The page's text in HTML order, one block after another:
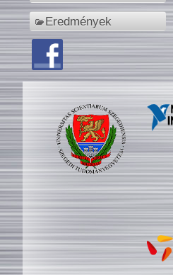
Eredmények